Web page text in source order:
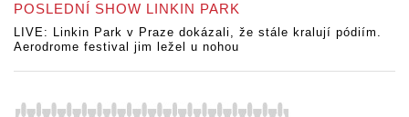
POSLEDNÍ SHOW LINKIN PARK
LIVE: Linkin Park v Praze dokázali, že stále kralují pódiím.
Aerodrome festival jim ležel u nohou